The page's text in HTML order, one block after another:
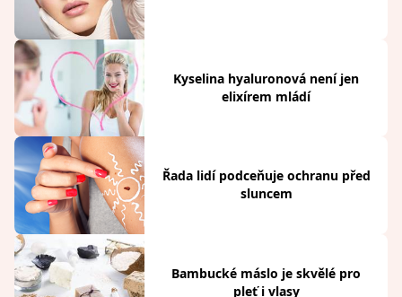
Kyselina hyaluronová není jen
elixírem mládí
Řada lidí podceňuje ochranu před
sluncem
Bambucké máslo je skvělé pro
pleť i vlasy